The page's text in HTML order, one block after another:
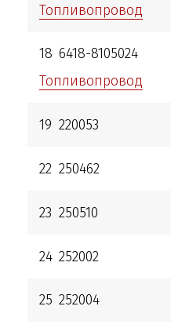
Топливопровод
18 6418-8105024
Топливопровод
19 220053
22 250462
23 250510
24 252002
25 252004